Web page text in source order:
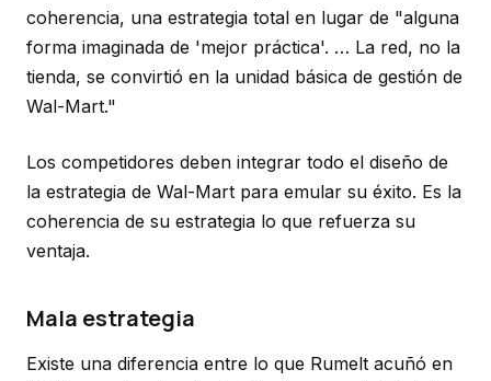
coherencia, una estrategia total en lugar de "alguna
forma imaginada de 'mejor práctica'. … La red, no la
tienda, se convirtió en la unidad básica de gestión de
Wal-Mart."
Los competidores deben integrar todo el diseño de
la estrategia de Wal-Mart para emular su éxito. Es la
coherencia de su estrategia lo que refuerza su
ventaja.
Mala estrategia
Existe una diferencia entre lo que Rumelt acuñó en